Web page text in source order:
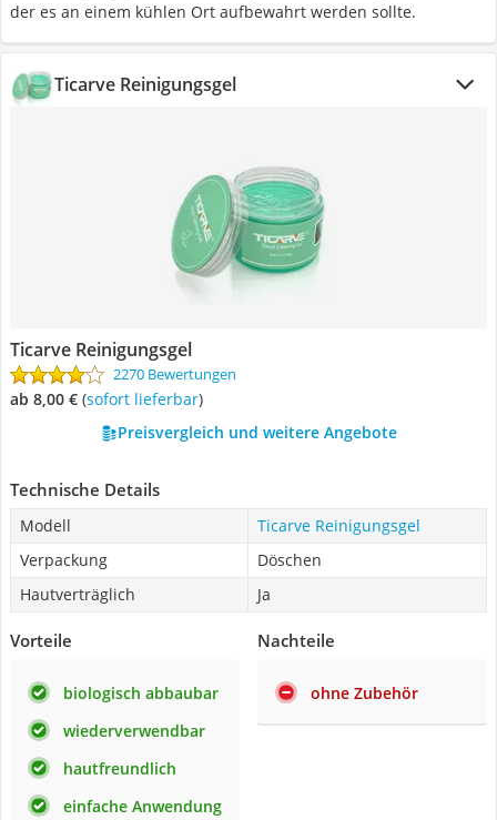
der es an einem kühlen Ort aufbewahrt werden sollte.
Ticarve Reinigungsgel
Ticarve Reinigungsgel
2270 Bewertungen
ab 8,00 € ( Sofort lieferbar)
Preisvergleich und weitere Angebote
Technische Details
Modell
Ticarve Reinigungsgel
Verpackung
Döschen
Hautverträglich
Ja
Vorteile
biologisch abbaubar
wiederverwendbar
hautfreundlich
einfache Anwendung
Nachteile
ohne Zubehör